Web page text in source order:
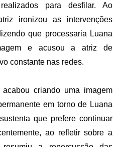
para desfilar. Ao
ironizou as intervenções
que processaria Luana
e acusou a atriz de
constante nas redes.
criando uma imagem
em torno de Luana
que prefere continuar
ao refletir sobre a